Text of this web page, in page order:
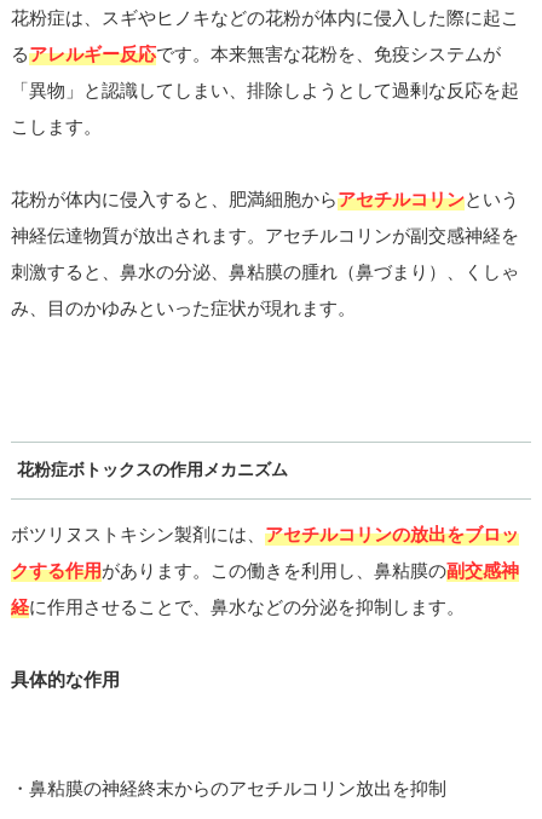
花粉症は、スギやヒノキなどの花粉が体内に侵入した際に起こ
るアレルギー反応です。本来無害な花粉を、免疫システムが
「異物」と認識してしまい、排除しようとして過剰な反応を起
こします。
花粉が体内に侵入すると、肥満細胞からアセチルコリンという
神経伝達物質が放出されます。アセチルコリンが副交感神経を
刺激すると、鼻水の分泌、鼻粘膜の腫れ（鼻づまり）、くしゃ
み、目のかゆみといった症状が現れます。
花粉症ボトックスの作用メカニズム
ボツリヌストキシン製剤には、 アセチルコリンの放出をブロッ
クする作用があります。この働きを利用し、鼻粘膜の副交感神
経に作用させることで、鼻水などの分泌を抑制します。
具体的な作用
・鼻粘膜の神経終末からのアセチルコリン放出を抑制